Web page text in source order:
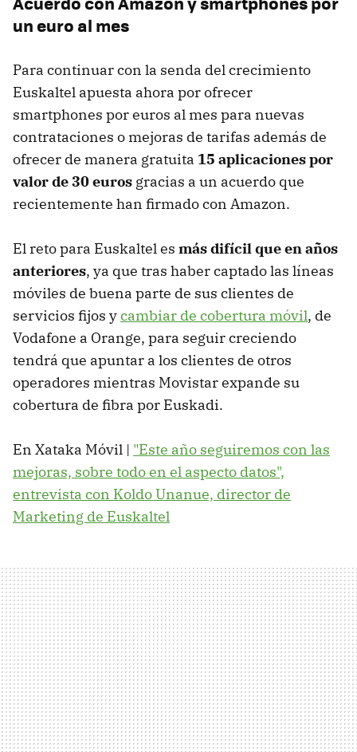
un euro al mes
Para continuar con la senda del crecimiento
Euskaltel apuesta ahora por ofrecer
smartphones por euros al mes para nuevas
contrataciones o mejoras de tarifas además de
ofrecer de manera gratuita 15 aplicaciones por
valor de 30 euros gracias a un acuerdo que
recientemente han firmado con Amazon.
El reto para Euskaltel es más difícil que en años
anteriores, ya que tras haber captado las líneas
móviles de buena parte de sus clientes de
servicios fijos ycambiar de cobertura móvil, de
Vodafone a Orange, para seguir creciendo
tendrá que apuntar a los clientes de otros
operadores mientras Movistar expande su
cobertura de fibra por Euskadi.
En Xataka Móvil | "Este año seguiremos con las
mejoras, sobre todo en el aspecto datos",
entrevista con Koldo Unanue, director de
Marketing de Euskaltel